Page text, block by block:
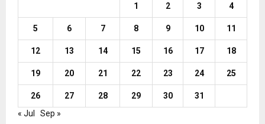
1 2 3 4
5 6 7 8 9 10 11
12 13 14 15 16 17 18
19 20 21 22 23 24 25
26 27 28 29 30
31
« Jul
Sep »